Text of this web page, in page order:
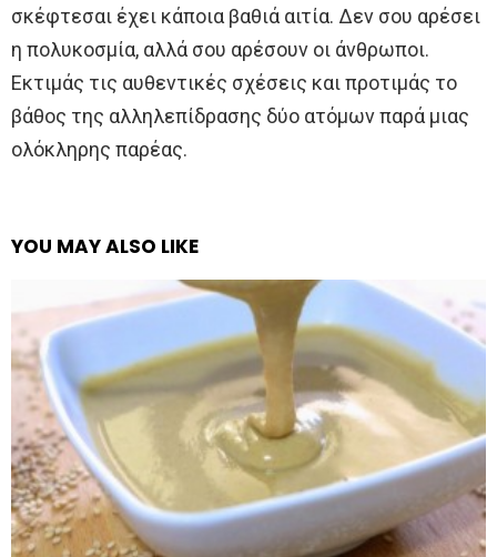
σκέφτεσαι έχει κάποια βαθιά αιτία. Δεν σου αρέσει
η πολυκοσμία, αλλά σου αρέσουν οι άνθρωποι.
Εκτιμάς τις αυθεντικές σχέσεις και προτιμάς το
βάθος της αλληλεπίδρασης δύο ατόμων παρά μιας
ολόκληρης παρέας.
YOU MAY ALSO LIKE